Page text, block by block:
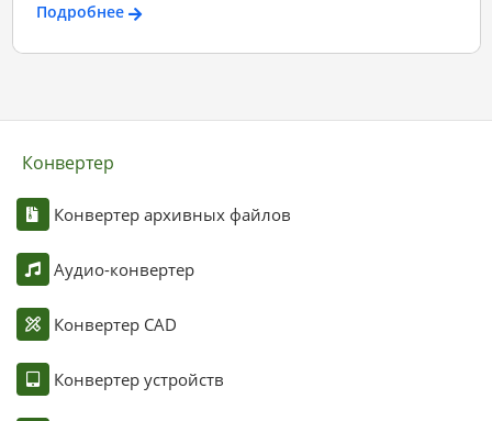
Подробнее
Конвертер
Конвертер архивных файлов
Аудио-конвертер
Конвертер CAD
Конвертер устройств